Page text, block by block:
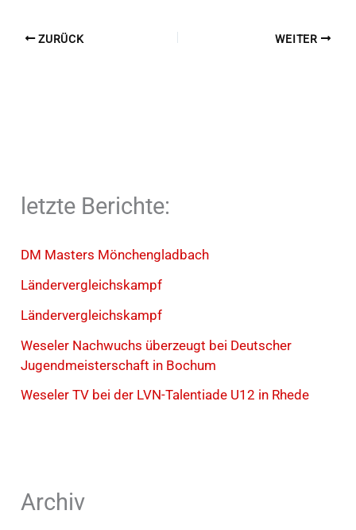
letzte Berichte:
DM Masters Mönchengladbach
Ländervergleichskampf
Ländervergleichskampf
Weseler Nachwuchs überzeugt bei Deutscher
Jugendmeisterschaft in Bochum
Weseler TV bei der LVN-Talentiade U12 in Rhede
Archiv
ZURÜCK WEITER